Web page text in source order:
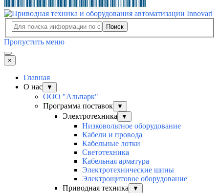
Поиск
Пропустить меню
×
Главная
О нас
▼
ООО "Альпарк"
Программа поставок
▼
Электротехника ▼
Низковольтное оборудование
Кабели и провода
Кабельные лотки
Светотехника
Кабельная арматура
Электротехнические шины
Электрощитовое оборудование
Приводная техника
▼